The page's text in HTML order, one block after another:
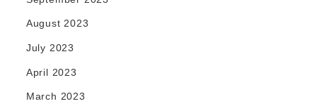
August 2023
July 2023
April 2023
March 2023